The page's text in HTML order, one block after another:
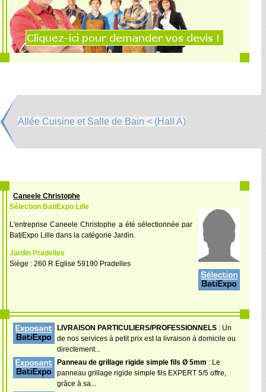
Allée Cuisine et Salle de Bain < (Hall A)
Caneele Christophe
Sélection BatiExpo Lille
L'entreprise Caneele Christophe a été sélectionnée par
BatiExpo Lille dans la catégorie Jardin.
Jardin Pradelles
Siège : 260 R Eglise 59190 Pradelles
LIVRAISON PARTICULIERS/PROFESSIONNELS : Un
de nos services à petit prix est la livraison à domicile ou
directement...
Panneau de grillage rigide simple fils Ø 5mm : Le
panneau grillage rigide simple fils EXPERT 5/5 offre,
grâce à sa...